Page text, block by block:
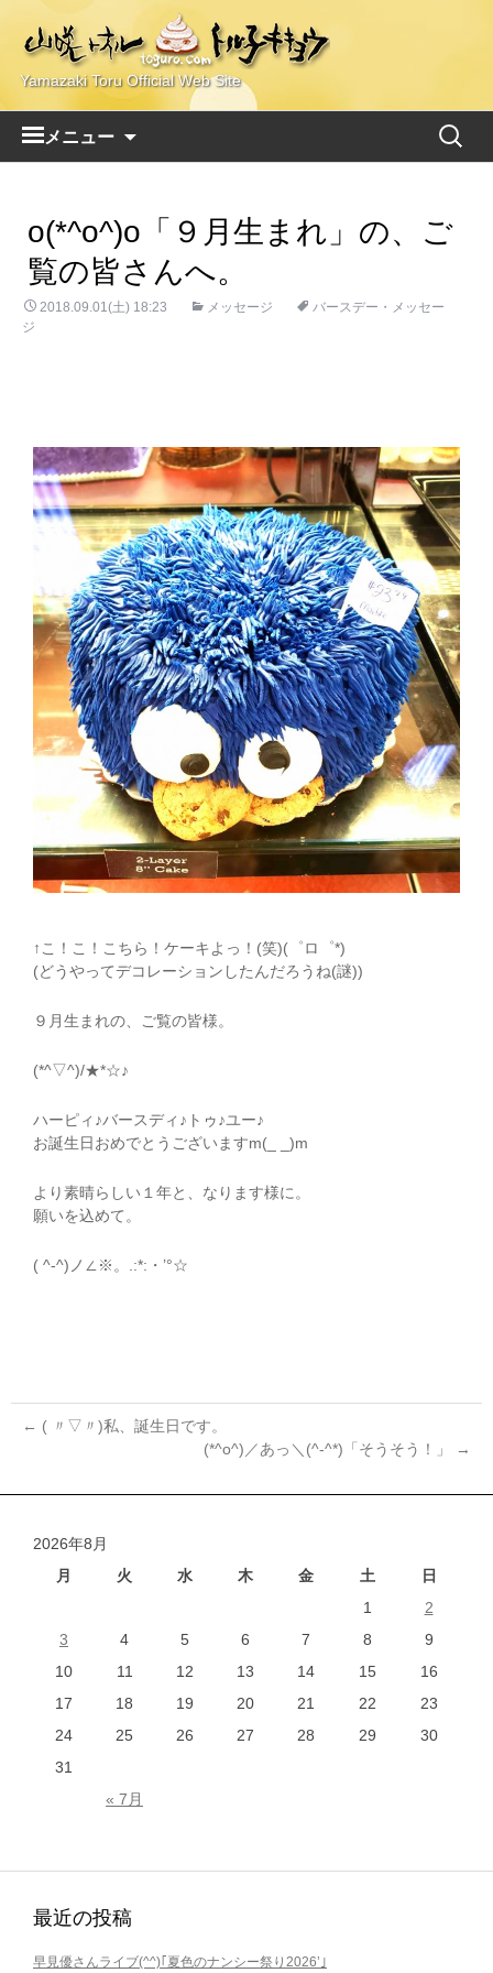
Yamazaki Toru Official Web Site
メニュー
ツ
ス
キ
検
o(*^o^)o「９月生まれ」の、ご
覧の皆さんへ。
2018.09.01(土) 18:23 メッセージ
バースデー・メッセー
ジ
↑こ！こ！こちら！ケーキよっ！(笑)(゜ロ゜*)
(どうやってデコレーションしたんだろうね(謎))
９月生まれの、ご覧の皆様。
(*^▽^)/★*☆♪
ハーピィ♪バースディ♪トゥ♪ユー♪
お誕生日おめでとうございますm(_ _)m
より素晴らしい１年と、なります様に。
願いを込めて。
( ^-^)ノ∠※。.:*:・’°☆
稿
ビ
← ( 〃▽〃)私、誕生日です。
(*^o^)／あっ＼(^-^*)「そうそう！」
→
2026年8月
月
火 水 木 金 土 日
« 7月
1
2
3
4 5 6 7 8
9
10
11 12 13 14 15
16
17
18 19 20 21 22
23
24
25 26 27 28 29
30
31
最近の投稿
早見優さんライブ(^^)｢夏色のナンシー祭り2026’｣